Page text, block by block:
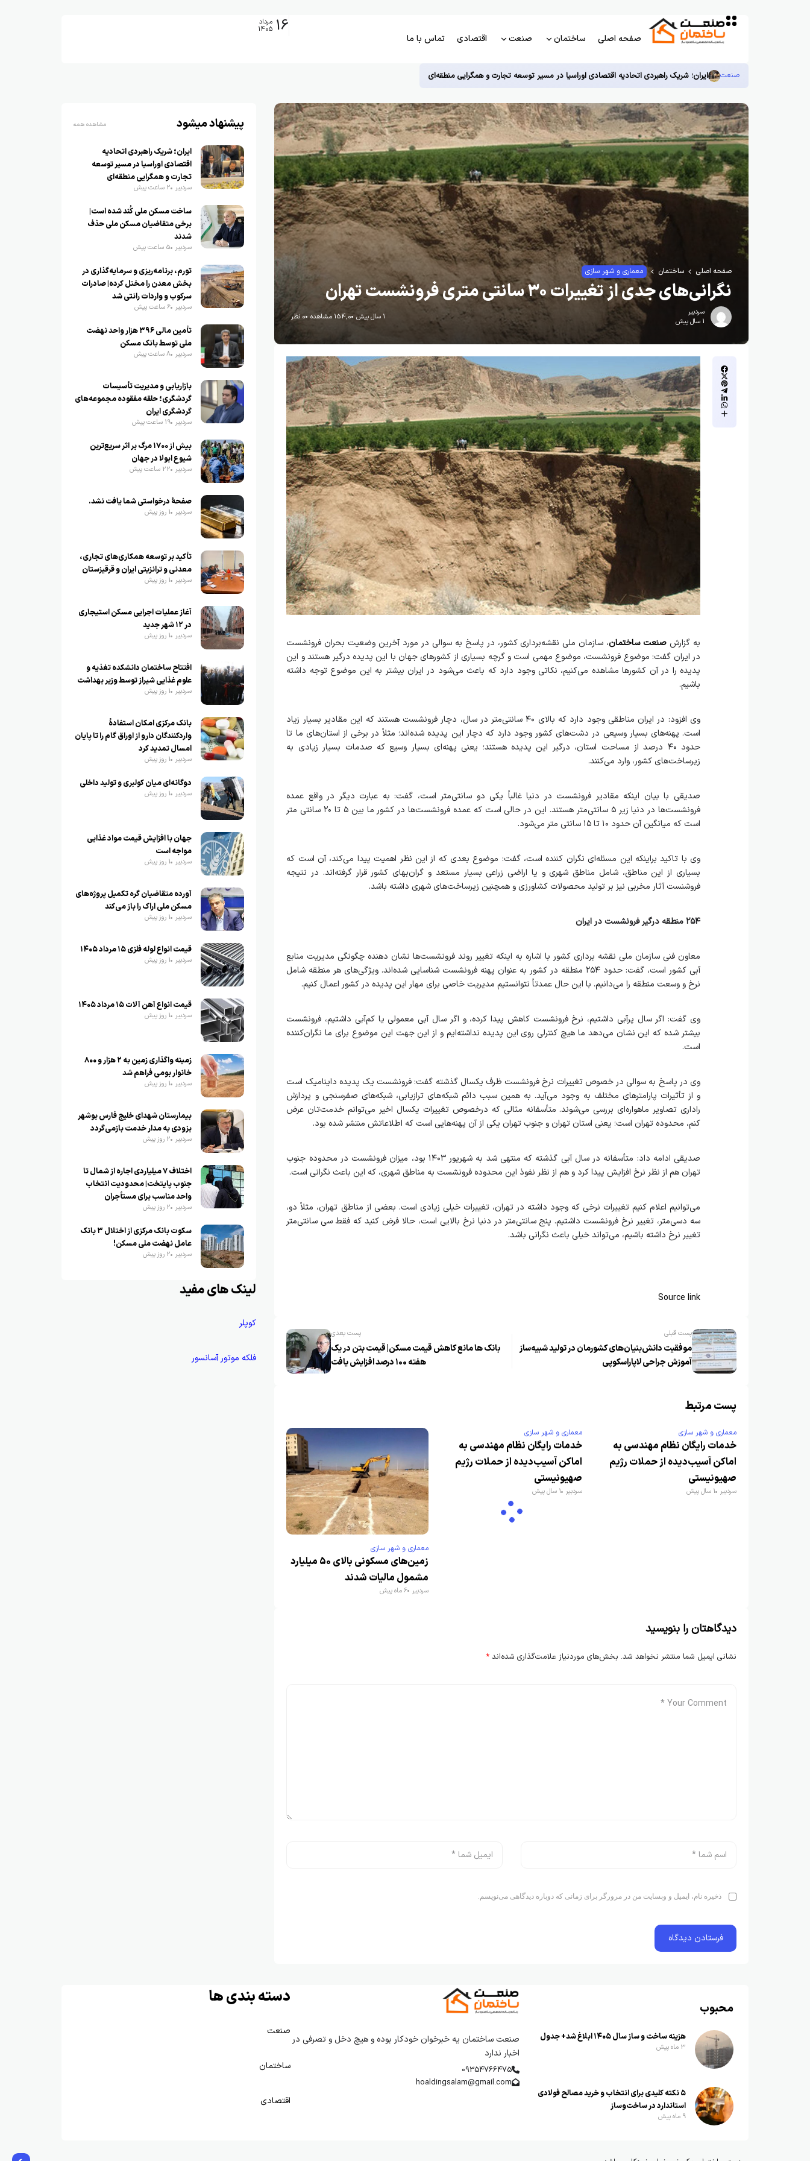
صفحه اصلی ساختمان صنعت اقتصادی تماس با ما
16 مرداد
1405
صنعت ایران؛ شریک راهبردی اتحادیه اقتصادی اوراسیا در مسیر توسعه تجارت و همگرایی منطقه‌ای
صفحه اصلی ساختمان معماری و شهر سازی
نگرانی‌های جدی از تغییرات ۳۰ سانتی متری فرونشست تهران
سردبیر
1 سال پیش
1 سال پیش 154,0 مشاهده 0 نظر
به گزارش صنعت ساختمان، سازمان ملی نقشه‌برداری کشور، در پاسخ به سوالی در مورد آخرین وضعیت بحران فرونشست
در ایران گفت: موضوع فرونشست، موضوع مهمی است و گرچه بسیاری از کشورهای جهان با این پدیده درگیر هستند و این
پدیده را در آن کشورها مشاهده می‌کنیم، نکاتی وجود دارد که باعث می‌شود در ایران بیشتر به این موضوع توجه داشته
باشیم.
وی افزود: در ایران مناطقی وجود دارد که بالای ۴۰ سانتی‌متر در سال، دچار فرونشست هستند که این مقادیر بسیار زیاد
است. پهنه‌های بسیار وسیعی در دشت‌های کشور وجود دارد که دچار این پدیده شده‌اند؛ مثلاً در برخی از استان‌های ما تا
حدود ۴۰ درصد از مساحت استان، درگیر این پدیده هستند؛ یعنی پهنه‌ای بسیار وسیع که صدمات بسیار زیادی به
زیرساخت‌های کشور، وارد می‌کنند.
صدیقی با بیان اینکه مقادیر فرونشست در دنیا غالباً یکی دو سانتی‌متر است، گفت: به عبارت دیگر در واقع عمده
فرونشست‌ها در دنیا زیر ۵ سانتی‌متر هستند. این در حالی است که عمده فرونشست‌ها در کشور ما بین ۵ تا ۲۰ سانتی متر
است که میانگین آن حدود ۱۰ تا ۱۵ سانتی متر می‌شود.
وی با تاکید براینکه این مسئله‌ای نگران کننده است، گفت: موضوع بعدی که از این نظر اهمیت پیدا می‌کند، آن است که
بسیاری از این مناطق، شامل مناطق شهری و یا اراضی زراعی بسیار مستعد و گران‌بهای کشور قرار گرفته‌اند. در نتیجه
فروشنست آثار مخربی نیز بر تولید محصولات کشاورزی و همچنین زیرساخت‌های شهری داشته باشد.
۲۵۴ منطقه درگیر فرونشست در ایران
معاون فنی سازمان ملی نقشه برداری کشور با اشاره به اینکه تغییر روند فرونشست‌ها نشان دهنده چگونگی مدیریت منابع
آبی کشور است، گفت: حدود ۲۵۴ منطقه در کشور به عنوان پهنه فرونشست شناسایی شده‌اند. ویژگی‌های هر منطقه شامل
نرخ و وسعت منطقه را می‌دانیم. با این حال عمدتاً نتوانستیم مدیریت خاصی برای مهار این پدیده در کشور اعمال کنیم.
وی گفت: اگر سال پرآبی داشتیم، نرخ فرونشست کاهش پیدا کرده، و اگر سال آبی معمولی یا کم‌آبی داشتیم، فرونشست
بیشتر شده که این نشان می‌دهد ما هیچ کنترلی روی این پدیده نداشته‌ایم و از این جهت این موضوع برای ما نگران‌کننده
است.
وی در پاسخ به سوالی در خصوص تغییرات نرخ فرونشست ظرف یکسال گذشته گفت: فرونشست یک پدیده داینامیک است
و از تأثیرات پارامترهای مختلف به وجود می‌آید. به همین سبب دائم شبکه‌های ترازیابی، شبکه‌های صفرسنجی و پردازش
راداری تصاویر ماهواره‌ای بررسی می‌شوند. متأسفانه مثالی که درخصوص تغییرات یکسال اخیر می‌توانم خدمت‌تان عرض
کنم، محدوده تهران است؛ یعنی استان تهران و جنوب تهران یکی از آن پهنه‌هایی است که اطلاعاتش منتشر شده بود.
صدیقی ادامه داد: متأسفانه در سال آبی گذشته که منتهی شد به شهریور ۱۴۰۳ بود، میزان فرونشست در محدوده جنوب
تهران هم از نظر نرخ افزایش پیدا کرد و هم از نظر نفوذ این محدوده فرونشست به مناطق شهری، که این باعث نگرانی است.
می‌توانیم اعلام کنیم تغییرات نرخی که وجود داشته در تهران، تغییرات خیلی زیادی است. بعضی از مناطق تهران، مثلاً دو،
سه دسی‌متر، تغییر نرخ فرونشست داشتیم. پنج سانتی‌متر در دنیا نرخ بالایی است، حالا فرض کنید که فقط سی سانتی‌متر
تغییر نرخ داشته باشیم، می‌تواند خیلی باعث نگرانی باشد.
Source link
پست قبلی
موفقیت دانش‌بنیان‌های کشورمان در تولید شبیه‌ساز
آموزش جراحی لاپاراسکوپی
پست بعدی
بانک ها مانع کاهش قیمت مسکن| قیمت بتن در یک
هفته ۱۰۰ درصد افزایش یافت
پست مرتبط
معماری و شهر سازی
خدمات رایگان نظام مهندسی به
اماکن آسیب‌دیده از حملات رژیم
صهیونیستی
سردبیر 1 سال پیش
معماری و شهر سازی
خدمات رایگان نظام مهندسی به
اماکن آسیب‌دیده از حملات رژیم
صهیونیستی
سردبیر 1 سال پیش
معماری و شهر سازی
زمین‌های مسکونی بالای ۵۰ میلیارد
مشمول مالیات شدند
سردبیر 6 ماه پیش
دیدگاهتان را بنویسید
نشانی ایمیل شما منتشر نخواهد شد. بخش‌های موردنیاز علامت‌گذاری شده‌اند *
ذخیره نام، ایمیل و وبسایت من در مرورگر برای زمانی که دوباره دیدگاهی می‌نویسم.
پیشنهاد میشود مشاهده همه
ایران؛ شریک راهبردی اتحادیه
اقتصادی اوراسیا در مسیر توسعه
تجارت و همگرایی منطقه‌ای
سردبیر 2 ساعت پیش
ساخت مسکن ملی کُند شده است|
برخی متقاضیان مسکن ملی حذف
شدند
سردبیر 5 ساعت پیش
تورم، برنامه‌ریزی و سرمایه‌گذاری در
بخش معدن را مختل کرده| صادرات
سرکوب و واردات رانتی شد
سردبیر 6 ساعت پیش
تأمین مالی ۳۹۶ هزار واحد نهضت
ملی توسط بانک مسکن
سردبیر 8 ساعت پیش
بازاریابی و مدیریت تأسیسات
گردشگری؛ حلقه مفقوده مجموعه‌های
گردشگری ایران
سردبیر 19 ساعت پیش
بیش از ۱۷۰۰ مرگ بر اثر سریع‌ترین
شیوع ابولا در جهان
سردبیر 22 ساعت پیش
صفحهٔ درخواستی شما یافت نشد.
سردبیر 1 روز پیش
تأکید بر توسعه همکاری‌های تجاری،
معدنی و ترانزیتی ایران و قرقیزستان
سردبیر 1 روز پیش
آغاز عملیات اجرایی مسکن استیجاری
در ۱۲ شهر جدید
سردبیر 1 روز پیش
افتتاح ساختمان دانشکده تغذیه و
علوم غذایی شیراز توسط وزیر بهداشت
سردبیر 1 روز پیش
بانک مرکزی امکان استفادۀ
واردکنندگان دارو از اوراق گام را تا پایان
امسال تمدید کرد
سردبیر 1 روز پیش
دوگانه‌ای میان کولبری و تولید داخلی
سردبیر 1 روز پیش
جهان با افزایش قیمت مواد غذایی
مواجه است
سردبیر 1 روز پیش
آورده متقاضیان گره تکمیل پروژه‌های
مسکن ملی اراک را باز می‌کند
سردبیر 1 روز پیش
قیمت انواع لوله فلزی ۱۵ مرداد ۱۴۰۵
سردبیر 1 روز پیش
قیمت انواع آهن آلات ۱۵ مرداد ۱۴۰۵
سردبیر 1 روز پیش
زمینه واگذاری زمین به ۲ هزار و ۸۰۰
خانوار بومی فراهم شد
سردبیر 1 روز پیش
بیمارستان شهدای خلیج فارس بوشهر
بزودی به مدار خدمت بازمی‌گردد
سردبیر 2 روز پیش
اختلاف ۷ میلیاردی اجاره از شمال تا
جنوب پایتخت| محدودیت انتخاب
واحد مناسب برای مستأجران
سردبیر 2 روز پیش
سکوت بانک مرکزی از اختلال ۳ بانک
عامل نهضت ملی مسکن!
سردبیر 2 روز پیش
لینک های مفید
کوپلر
فلکه موتور آسانسور
محبوب
هزینه ساخت و ساز سال ۱۴۰۵ ابلاغ شد+ جدول
3 ماه پیش
۵ نکته کلیدی برای انتخاب و خرید مصالح فولادی
استاندارد در ساخت‌وساز
9 ماه پیش
صنعت ساختمان یه خبرخوان خودکار بوده و هیچ دخل و تصرفی در
اخبار ندارد
09354766475
hoaldingsalam@gmail.com
دسته بندی ها
صنعت
ساختمان
اقتصادی